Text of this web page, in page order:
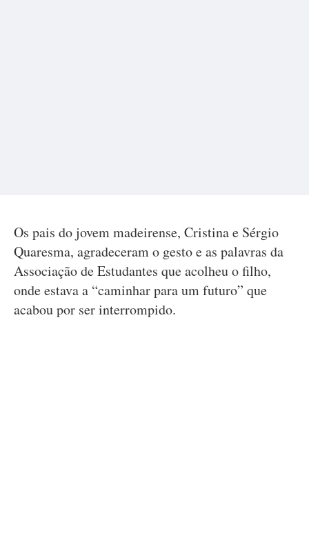
Os pais do jovem madeirense, Cristina e Sérgio
Quaresma, agradeceram o gesto e as palavras da
Associação de Estudantes que acolheu o filho,
onde estava a “caminhar para um futuro” que
acabou por ser interrompido.